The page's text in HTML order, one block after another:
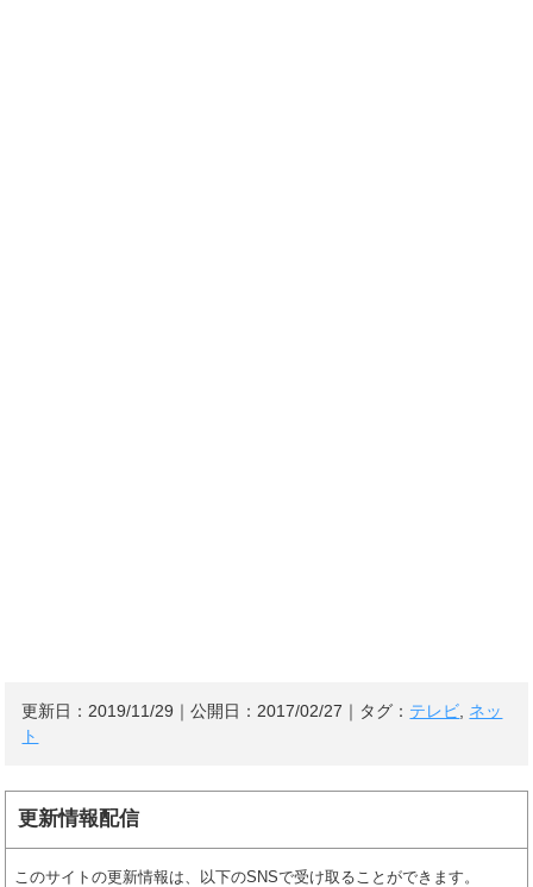
更新日：2019/11/29 ｜公開日：2017/02/27 ｜タグ： テレビ, ネッ
ト
更新情報配信
このサイトの更新情報は、以下のSNSで受け取ることができます。